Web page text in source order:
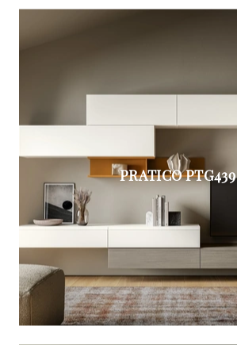
PRATICO PTG439